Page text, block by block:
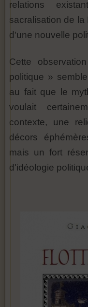
relations
sacralisation de la
d'une nouvelle
Cette
politique »
au fait que le
voulait
contexte, une
décors
mais un fort
d'idéologie